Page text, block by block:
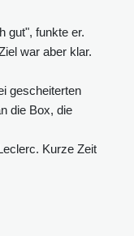
gut", funkte er.
war aber klar.
gescheiterten
die Box, die
Kurze Zeit